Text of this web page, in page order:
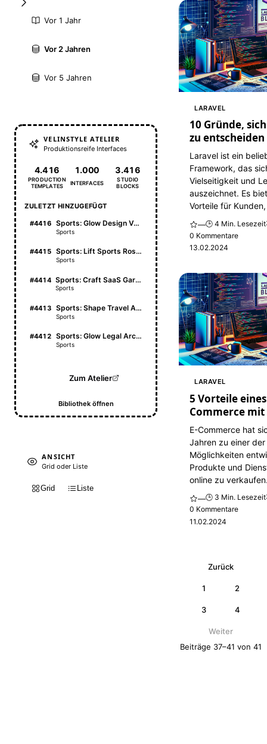
Vor 1 Jahr
Vor 2 Jahren
Vor 5 Jahren
VELINSTYLE ATELIER
Produktionsreife Interfaces
4.416
PRODUCTION
TEMPLATES
1.000
INTERFACES
3.416
STUDIO
BLOCKS
ZULETZT HINZUGEFÜGT
#4416 Sports: Glow Design Vault
Sports
#4415 Sports: Lift Sports Roster
Sports
#4414 Sports: Craft SaaS Garden
Sports
#4413 Sports: Shape Travel Atlas
Sports
#4412 Sports: Glow Legal Archive
Sports
Zum Atelier
Bibliothek öffnen
ANSICHT
Grid oder Liste
Grid Liste
LARAVEL
10 Gründe,
zu entscheiden
Laravel ist ein
Framework, das
Vielseitigkeit und
auszeichnet. Es
Vorteile für
—🕒 4 Min. Lesezeit
0 Kommentare
13.02.2024
LARAVEL
5 Vorteile eines
Commerce
E-Commerce hat
Jahren zu einer
Möglichkeiten
Produkte und
online zu
—🕒 3 Min. Lesezeit
0 Kommentare
11.02.2024
Zurück
1 2
3 4
Weiter
Beiträge 37–41 von 41